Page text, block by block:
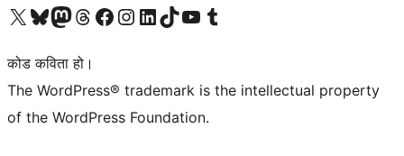
हाम्रो X (पहिले ट्विटर) खातामा जानुहोस्
हाम्रो Bluesky खाता भ्रमण गर्नुहोस्
हाम्रो म्यास्टोडन खाता भ्रमण गर्नुहोस्
हाम्रो थ्रेड्स खातामा जानुहोस्
हाम्रो फेसबुक पेजमा जानुहोस्
हाम्रो इन्स्टाग्राम खातामा जानुहोस्
हाम्रो लिङ्क्डइन खातामा जानुहोस्
हाम्रो TikTok खाता भ्रमण गर्नुहोस्
हाम्रो युट्युब च्यानलमा जानुहोस्
हाम्रो टम्बलर खाता भ्रमण गर्नुहोस्
कोड कविता हो।
The WordPress® trademark is the intellectual property
of the WordPress Foundation.